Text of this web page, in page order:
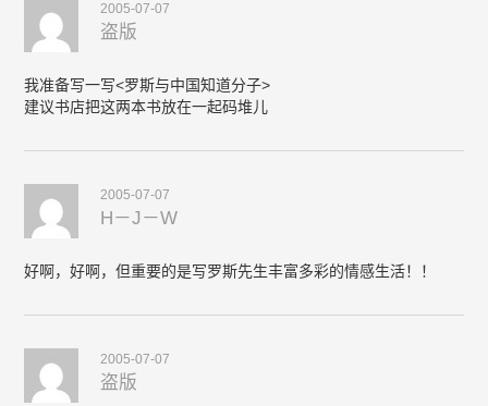
2005-07-07
盗版
我准备写一写<罗斯与中国知道分子>
建议书店把这两本书放在一起码堆儿
2005-07-07
H－J－W
好啊，好啊，但重要的是写罗斯先生丰富多彩的情感生活！！
2005-07-07
盗版